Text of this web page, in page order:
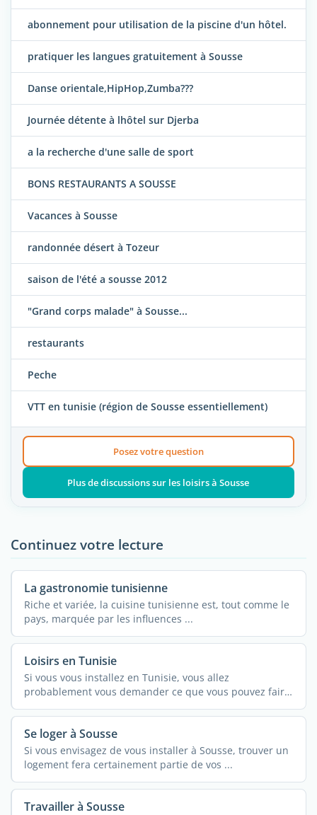
abonnement pour utilisation de la piscine d'un hôtel.
pratiquer les langues gratuitement à Sousse
Danse orientale,HipHop,Zumba???
Journée détente à lhôtel sur Djerba
a la recherche d'une salle de sport
BONS RESTAURANTS A SOUSSE
Vacances à Sousse
randonnée désert à Tozeur
saison de l'été a sousse 2012
"Grand corps malade" à Sousse...
restaurants
Peche
VTT en tunisie (région de Sousse essentiellement)
Posez votre question
Plus de discussions sur les loisirs à Sousse
Continuez votre lecture
La gastronomie tunisienne
Riche et variée, la cuisine tunisienne est, tout comme le
pays, marquée par les influences ...
Loisirs en Tunisie
Si vous vous installez en Tunisie, vous allez
probablement vous demander ce que vous pouvez faire
pendant votre ...
Se loger à Sousse
Si vous envisagez de vous installer à Sousse, trouver un
logement fera certainement partie de vos ...
Travailler à Sousse